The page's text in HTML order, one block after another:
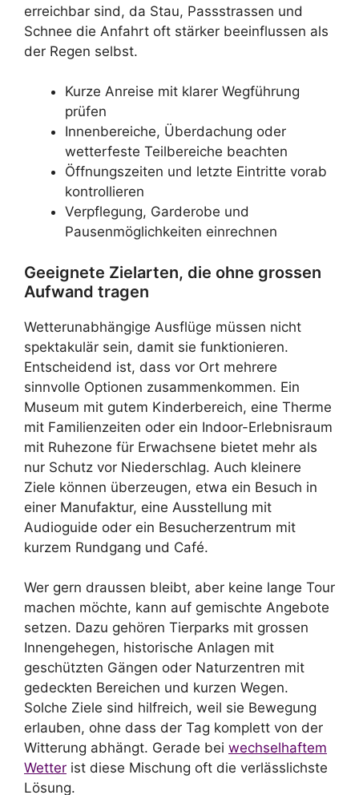
erreichbar sind, da Stau, Passstrassen und
Schnee die Anfahrt oft stärker beeinflussen als
der Regen selbst.
Kurze Anreise mit klarer Wegführung
prüfen
Innenbereiche, Überdachung oder
wetterfeste Teilbereiche beachten
Öffnungszeiten und letzte Eintritte vorab
kontrollieren
Verpflegung, Garderobe und
Pausenmöglichkeiten einrechnen
Geeignete Zielarten, die ohne grossen
Aufwand tragen
Wetterunabhängige Ausflüge müssen nicht
spektakulär sein, damit sie funktionieren.
Entscheidend ist, dass vor Ort mehrere
sinnvolle Optionen zusammenkommen. Ein
Museum mit gutem Kinderbereich, eine Therme
mit Familienzeiten oder ein Indoor-Erlebnisraum
mit Ruhezone für Erwachsene bietet mehr als
nur Schutz vor Niederschlag. Auch kleinere
Ziele können überzeugen, etwa ein Besuch in
einer Manufaktur, eine Ausstellung mit
Audioguide oder ein Besucherzentrum mit
kurzem Rundgang und Café.
Wer gern draussen bleibt, aber keine lange Tour
machen möchte, kann auf gemischte Angebote
setzen. Dazu gehören Tierparks mit grossen
Innengehegen, historische Anlagen mit
geschützten Gängen oder Naturzentren mit
gedeckten Bereichen und kurzen Wegen.
Solche Ziele sind hilfreich, weil sie Bewegung
erlauben, ohne dass der Tag komplett von der
Witterung abhängt. Gerade bei wechselhaftem
Wetter ist diese Mischung oft die verlässlichste
Lösung.